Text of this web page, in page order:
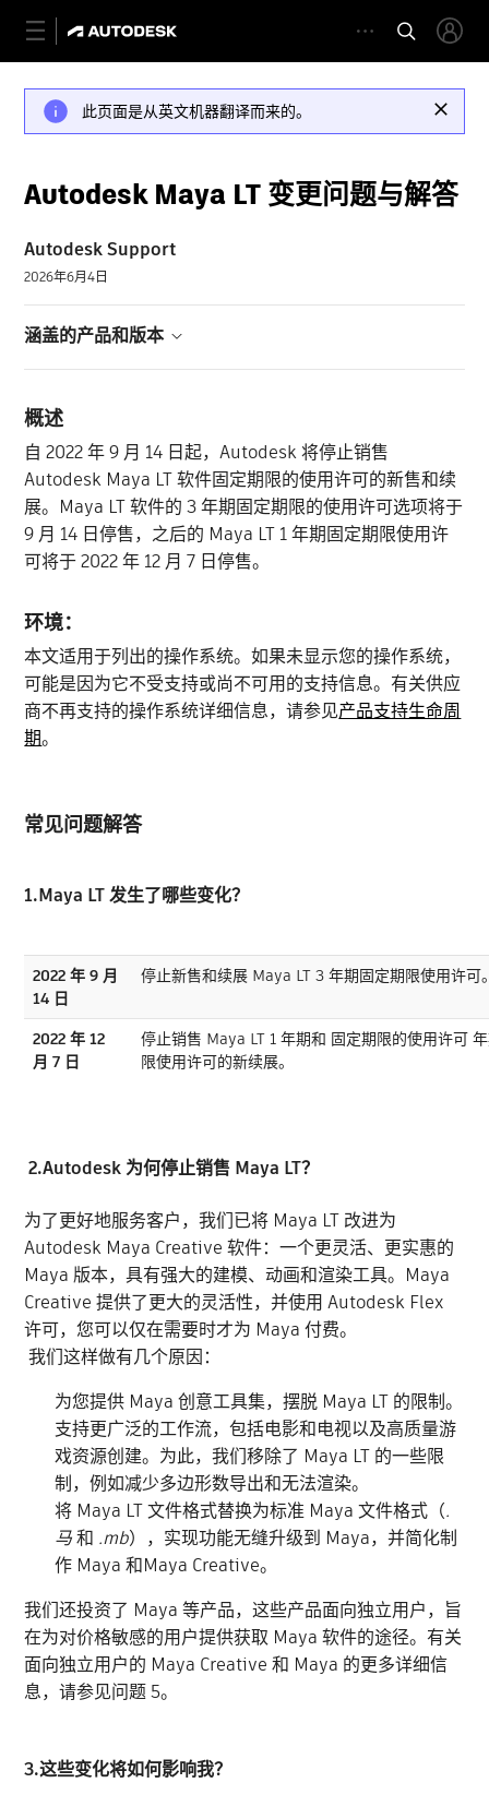
此页面是从英文机器翻译而来的。
Autodesk Maya LT 变更问题与解答
Autodesk Support
2026年6月4日
涵盖的产品和版本
概述
自 2022 年 9 月 14 日起，Autodesk 将停止销售
Autodesk Maya LT 软件固定期限的使用许可的新售和续
展。Maya LT 软件的 3 年期固定期限的使用许可选项将于
9 月 14 日停售，之后的 Maya LT 1 年期固定期限使用许
可将于 2022 年 12 月 7 日停售。
环境：
本文适用于列出的操作系统。如果未显示您的操作系统，
可能是因为它不受支持或尚不可用的支持信息。有关供应
商不再支持的操作系统详细信息，请参见产品支持生命周
期。
常见问题解答
1.Maya LT 发生了哪些变化？
2022 年 9 月
14 日
停止新售和续展 Maya LT 3 年期固定期限使用许可
2022 年 12
月 7 日
停止销售 Maya LT 1 年期和 固定期限的使用许可
限使用许可的新续展。
2.Autodesk 为何停止销售 Maya LT？
为了更好地服务客户，我们已将 Maya LT 改进为
Autodesk Maya Creative 软件：一个更灵活、更实惠的
Maya 版本，具有强大的建模、动画和渲染工具。Maya
Creative 提供了更大的灵活性，并使用 Autodesk Flex
许可，您可以仅在需要时才为 Maya 付费。
我们这样做有几个原因：
为您提供 Maya 创意工具集，摆脱 Maya LT 的限制。
支持更广泛的工作流，包括电影和电视以及高质量游
戏资源创建。为此，我们移除了 Maya LT 的一些限
制，例如减少多边形数导出和无法渲染。
将 Maya LT 文件格式替换为标准 Maya 文件格式（.
马和 .mb），实现功能无缝升级到 Maya，并简化制
作 Maya 和Maya Creative。
我们还投资了 Maya 等产品，这些产品面向独立用户，旨
在为对价格敏感的用户提供获取 Maya 软件的途径。有关
面向独立用户的 Maya Creative 和 Maya 的更多详细信
息，请参见问题 5。
3.这些变化将如何影响我？